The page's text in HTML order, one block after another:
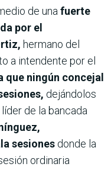
de una fuerte
por el
hermano del
a intendente por el
que ningún concejal
dejándolos
de la bancada
sesiones donde la
ordinaria